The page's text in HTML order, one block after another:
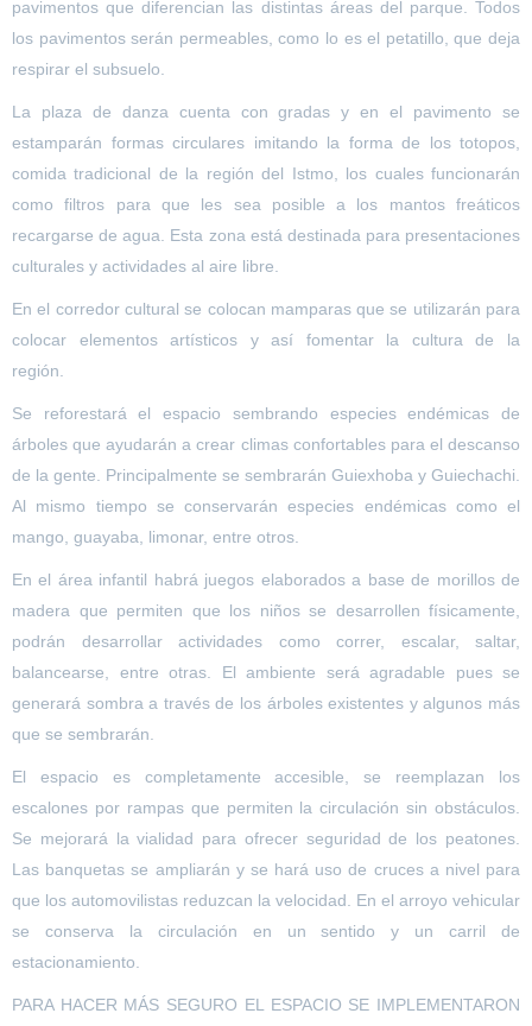
pavimentos que diferencian las distintas áreas del parque. Todos
los pavimentos serán permeables, como lo es el petatillo, que deja
respirar el subsuelo.
La plaza de danza cuenta con gradas y en el pavimento se
estamparán formas circulares imitando la forma de los totopos,
comida tradicional de la región del Istmo, los cuales funcionarán
como filtros para que les sea posible a los mantos freáticos
recargarse de agua. Esta zona está destinada para presentaciones
culturales y actividades al aire libre.
En el corredor cultural se colocan mamparas que se utilizarán para
colocar elementos artísticos y así fomentar la cultura de la
región.
Se reforestará el espacio sembrando especies endémicas de
árboles que ayudarán a crear climas confortables para el descanso
de la gente. Principalmente se sembrarán Guiexhoba y Guiechachi
Al mismo tiempo se conservarán especies endémicas como el
mango, guayaba, limonar, entre otros.
En el área infantil habrá juegos elaborados a base de morillos de
madera que permiten que los niños se desarrollen físicamente,
podrán desarrollar actividades como correr, escalar, saltar,
balancearse, entre otras. El ambiente será agradable pues se
generará sombra a través de los árboles existentes y algunos más
que se sembrarán.
El espacio es completamente accesible, se reemplazan los
escalones por rampas que permiten la circulación sin obstáculos.
Se mejorará la vialidad para ofrecer seguridad de los peatones.
Las banquetas se ampliarán y se hará uso de cruces a nivel para
que los automovilistas reduzcan la velocidad. En el arroyo vehicular
se conserva la circulación en un sentido y un carril de
estacionamiento.
PARA HACER MÁS SEGURO EL ESPACIO SE IMPLEMENTARON